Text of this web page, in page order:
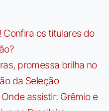
Confira os titulares do
promessa brilha no
da Seleção
assistir: Grêmio e